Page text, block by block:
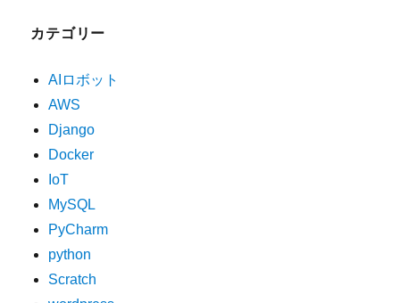
カテゴリー
AIロボット
AWS
Django
Docker
IoT
MySQL
PyCharm
python
Scratch